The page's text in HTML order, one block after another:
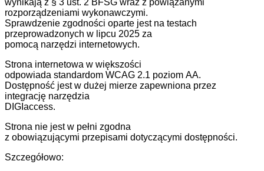
rozporządzeniami wykonawczymi.
Sprawdzenie zgodności oparte jest na testach
przeprowadzonych w lipcu 2025 za
pomocą narzędzi internetowych.
Strona internetowa w większości
odpowiada standardom WCAG 2.1 poziom AA.
Dostępność jest w dużej mierze zapewniona przez
integrację narzędzia
DIGIaccess.
Strona nie jest w pełni zgodna
z obowiązującymi przepisami dotyczącymi dostępności.
Szczegółowo: